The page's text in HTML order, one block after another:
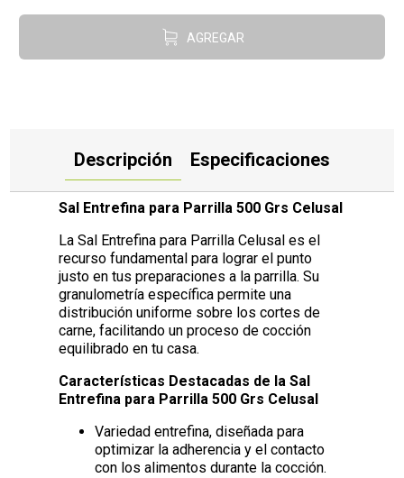
AGREGAR
Descripción Especificaciones
Sal Entrefina para Parrilla 500 Grs Celusal
La Sal Entrefina para Parrilla Celusal es el
recurso fundamental para lograr el punto
justo en tus preparaciones a la parrilla. Su
granulometría específica permite una
distribución uniforme sobre los cortes de
carne, facilitando un proceso de cocción
equilibrado en tu casa.
Características Destacadas de la Sal
Entrefina para Parrilla 500 Grs Celusal
Variedad entrefina, diseñada para
optimizar la adherencia y el contacto
con los alimentos durante la cocción.